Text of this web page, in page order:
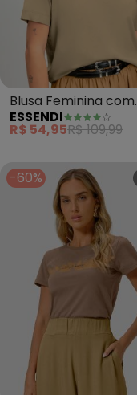
Blusa Feminina com
Strass (Marrom)
ESSENDI
R$ 54,95R$ 109,99
-60%